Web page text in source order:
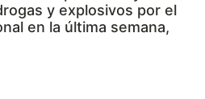
y explosivos por el
en la última semana,